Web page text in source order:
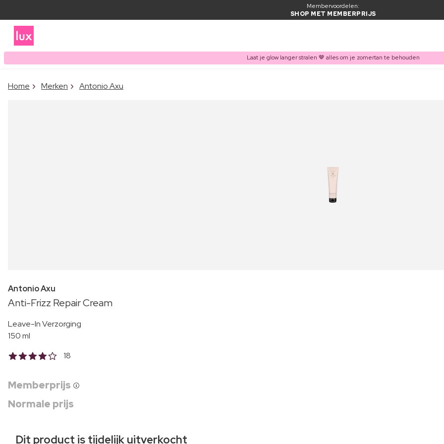
Membervoordelen:
SHOP MET MEMBERPRIJS
Laat je glow langer stralen 🤎 alles om je zomertan te behouden
Home Merken Antonio Axu
Antonio Axu
Anti-Frizz Repair Cream
Leave-In Verzorging
150 ml
18
Memberprijs
Normale prijs
Dit product is tijdelijk uitverkocht